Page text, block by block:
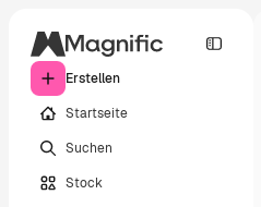
Erstellen
Startseite
Suchen
Stock